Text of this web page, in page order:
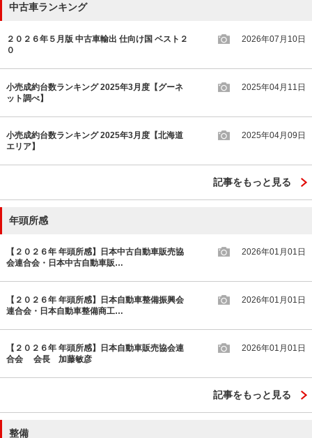
中古車ランキング
２０２６年５月版 中古車輸出 仕向け国 ベスト２
０
2026年07月10日
小売成約台数ランキング 2025年3月度【グーネ
ット調べ】
2025年04月11日
小売成約台数ランキング 2025年3月度【北海道
エリア】
2025年04月09日
記事をもっと見る
年頭所感
【２０２６年 年頭所感】日本中古自動車販売協
会連合会・日本中古自動車販…
2026年01月01日
【２０２６年 年頭所感】日本自動車整備振興会
連合会・日本自動車整備商工…
2026年01月01日
【２０２６年 年頭所感】日本自動車販売協会連
合会 会長 加藤敏彦
2026年01月01日
記事をもっと見る
整備